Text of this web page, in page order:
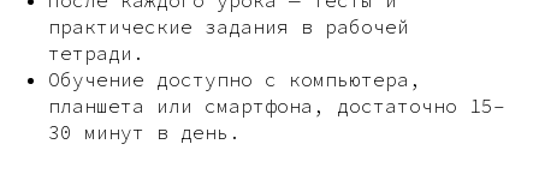
практические задания в рабочей
тетради.
Обучение доступно с компьютера,
планшета или смартфона, достаточно 15–
30 минут в день.